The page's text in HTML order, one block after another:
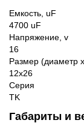
Емкость, uF
4700 uF
Напряжение, v
16
Размер (диаметр
12x26
Серия
TK
Габариты и